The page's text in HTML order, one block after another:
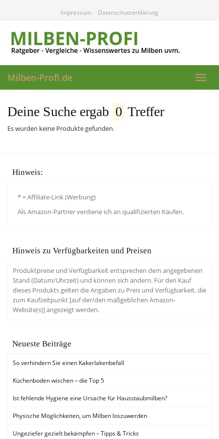
content
Impressum Datenschutzerklärung
Milben-Profi.de
Deine Suche ergab 0 Treffer
Es wurden keine Produkte gefunden.
Hinweis:
* = Affiliate-Link (Werbung)
Als Amazon-Partner verdiene ich an qualifizierten Käufen.
Hinweis zu Verfügbarkeiten und Preisen
Produktpreise und Verfügbarkeit entsprechen dem angegebenen
Stand (Datum/Uhrzeit) und können sich ändern. Für den Kauf
dieses Produkts gelten die Angaben zu Preis und Verfügbarkeit, die
zum Kaufzeitpunkt [auf der/den maßgeblichen Amazon-
Website(s)] angezeigt werden.
Neueste Beiträge
So verhindern Sie einen Kakerlakenbefall
Küchenboden wischen – die Top 5
Ist fehlende Hygiene eine Ursache für Hausstaubmilben?
Physische Möglichkeiten, um Milben loszuwerden
Ungeziefer gezielt bekämpfen – Tipps & Tricks